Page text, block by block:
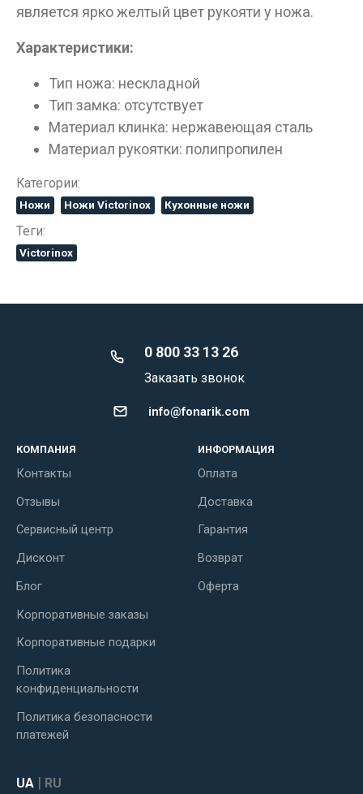
является ярко желтый цвет рукояти у ножа.
Характеристики:
Тип ножа: нескладной
Тип замка: отсутствует
Материал клинка: нержавеющая сталь
Материал рукоятки: полипропилен
Категории:
Ножи Ножи Victorinox Кухонные ножи
Теги:
Victorinox
0 800 33 13 26
Заказать звонок
info@fonarik.com
КОМПАНИЯ
Контакты
Отзывы
Сервисный центр
Дисконт
Блог
Корпоративные заказы
Корпоративные подарки
Политика
конфиденциальности
Политика безопасности
платежей
ИНФОРМАЦИЯ
Оплата
Доставка
Гарантия
Возврат
Оферта
UA | RU